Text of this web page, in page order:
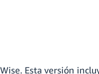
Esta versión